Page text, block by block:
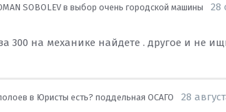
SOBOLEVввыбор очень городской машины
28
300 на механике найдете . другое и не
в Юристы есть? поддельная ОСАГО
28